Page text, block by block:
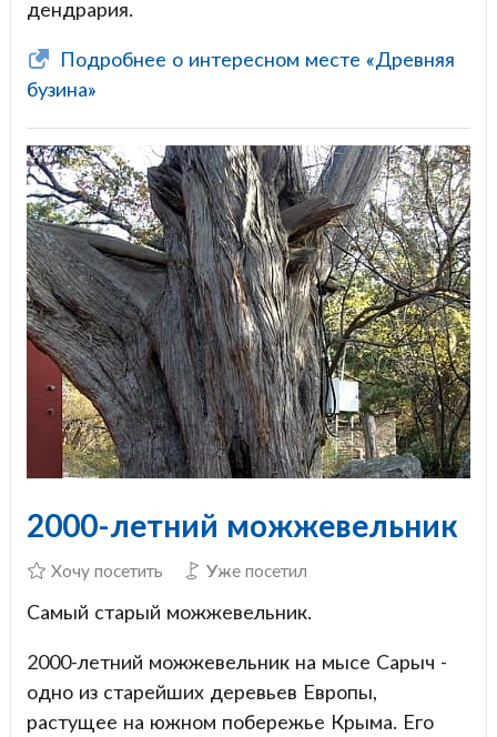
дендрария.
Подробнее о интересном месте «Древняя
бузина»
2000-летний можжевельник
Хочу посетить Уже посетил
Самый старый можжевельник.
2000-летний можжевельник на мысе Сарыч -
одно из старейших деревьев Европы,
растущее на южном побережье Крыма. Его